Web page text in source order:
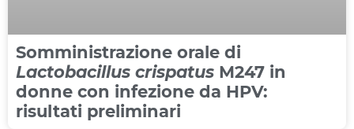
Somministrazione orale di
Lactobacillus crispatus M247 in
donne con infezione da HPV:
risultati preliminari